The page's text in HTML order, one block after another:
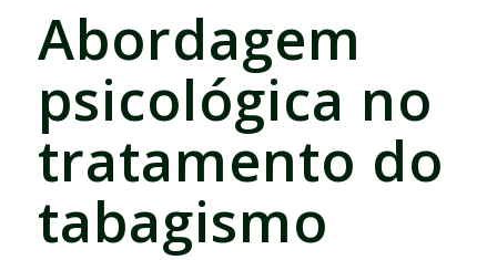
Abordagem
psicológica no
tratamento do
tabagismo